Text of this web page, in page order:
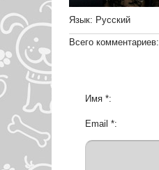
Язык: Русский
Всего комментариев:
Имя *:
Email *: